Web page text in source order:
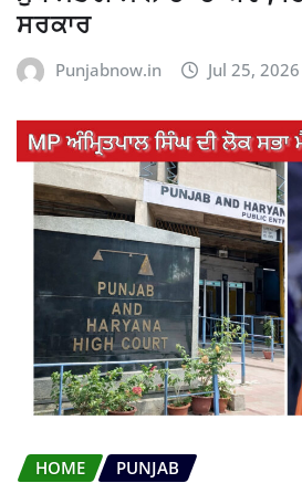
ਸਰਕਾਰ
Punjabnow.in Jul 25, 2026
HOME PUNJAB